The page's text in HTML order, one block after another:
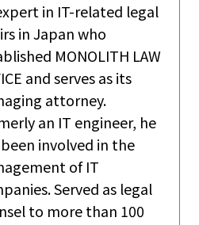
in IT-related legal
in Japan who
MONOLITH LAW
and serves as its
attorney.
an IT engineer, he
involved in the
of IT
Served as legal
to more than 100